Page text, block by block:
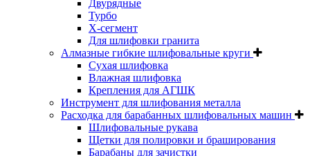
Двурядные
Турбо
Х-сегмент
Для шлифовки гранита
Алмазные гибкие шлифовальные круги
Cухая шлифовка
Влажная шлифовка
Крепления для АГШК
Инструмент для шлифования металла
Расходка для барабанных шлифовальных машин
Шлифовальные рукава
Щетки для полировки и браширования
Барабаны для зачистки